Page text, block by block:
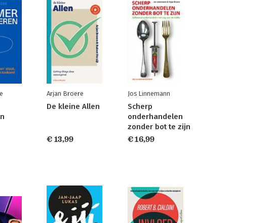
Arjan Broere
De kleine Allen
€ 13,99
Jos Linnemann
Scherp
onderhandelen
zonder bot te zijn
€ 16,99